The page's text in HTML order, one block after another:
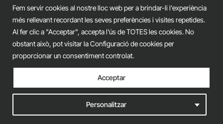
Fem servir cookies al nostre lloc web per a brindar-li l'experiència
més rellevant recordant les seves preferències i visites repetides.
Al fer clic a "Acceptar", accepta l'ús de TOTES les cookies. No
obstant això, pot visitar la Configuració de cookies per
proporcionar un consentiment controlat.
Personalitzar
Acceptar
Legal advicePrivacy policyCookies policy
iònic.web